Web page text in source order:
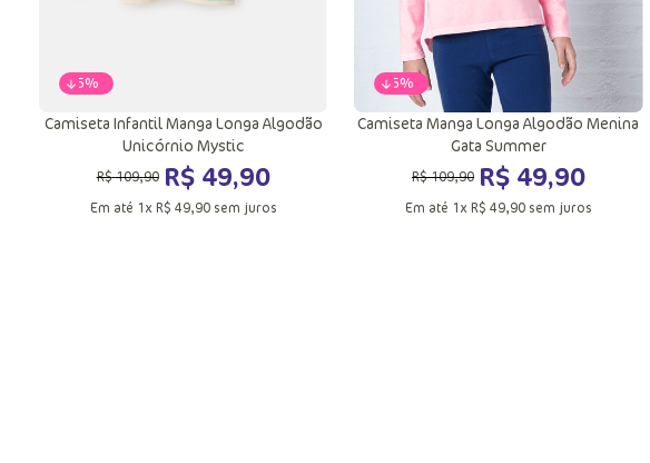
-55%
Camiseta Infantil Manga Longa Algodão
Unicórnio Mystic
R$109,90 R$ 49,90
Em até 1xR$ 49,90sem juros
-55%
Camiseta Manga Longa Algodão Menina
Gata Summer
R$109,90 R$ 49,90
Em até 1xR$ 49,90sem juros